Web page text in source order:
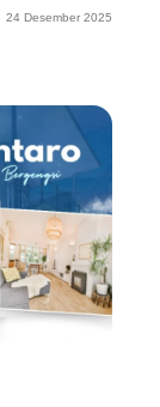
24 Desember 2025